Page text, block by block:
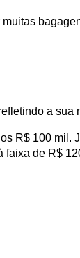
a
R$ 100 mil.
faixa de R$